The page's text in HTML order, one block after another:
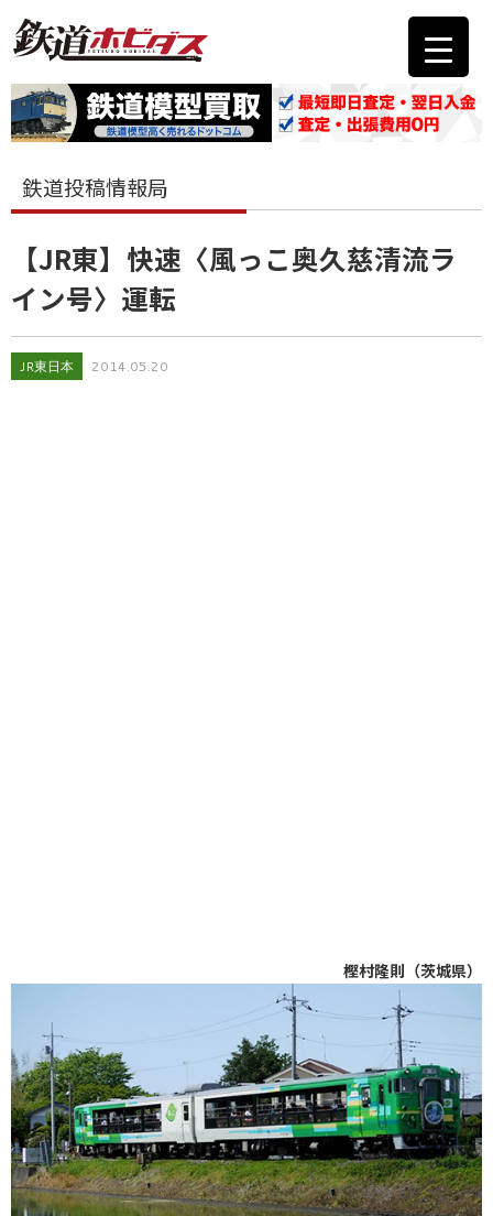
鉄道投稿情報局
【JR東】快速〈風っこ奥久慈清流ラ
イン号〉運転
JR東日本 2014.05.20
樫村隆則（茨城県）